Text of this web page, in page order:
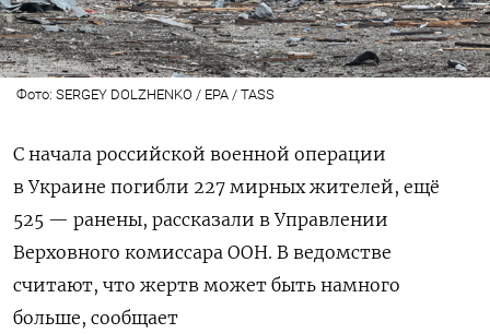
Фото: SERGEY DOLZHENKO / EPA / TASS
С начала российской военной операции
в Украине погибли 227 мирных жителей, ещё
525 — ранены, рассказали в Управлении
Верховного комиссара ООН. В ведомстве
считают, что жертв может быть намного
больше, сообщает